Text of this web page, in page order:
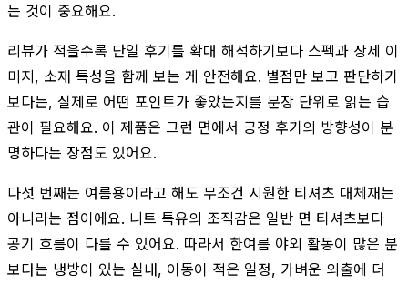
는 것이 중요해요.
리뷰가 적을수록 단일 후기를 확대 해석하기보다 스펙과 상세 이
미지, 소재 특성을 함께 보는 게 안전해요. 별점만 보고 판단하기
보다는, 실제로 어떤 포인트가 좋았는지를 문장 단위로 읽는 습
관이 필요해요. 이 제품은 그런 면에서 긍정 후기의 방향성이 분
명하다는 장점도 있어요.
다섯 번째는 여름용이라고 해도 무조건 시원한 티셔츠 대체재는
아니라는 점이에요. 니트 특유의 조직감은 일반 면 티셔츠보다
공기 흐름이 다를 수 있어요. 따라서 한여름 야외 활동이 많은 분
보다는 냉방이 있는 실내, 이동이 적은 일정, 가벼운 외출에 더